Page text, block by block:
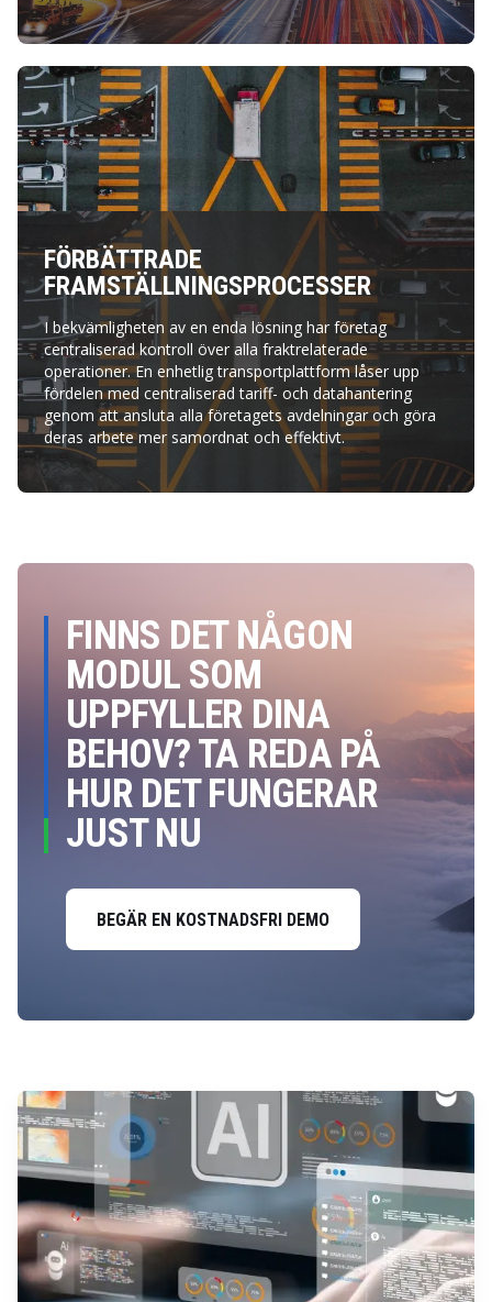
FÖRBÄTTRADE
FRAMSTÄLLNINGSPROCESSER
I bekvämligheten av en enda lösning har företag
centraliserad kontroll över alla fraktrelaterade
operationer. En enhetlig transportplattform låser upp
fördelen med centraliserad tariff- och datahantering
genom att ansluta alla företagets avdelningar och göra
deras arbete mer samordnat och effektivt.
FINNS DET NÅGON
MODUL SOM
UPPFYLLER DINA
BEHOV? TA REDA PÅ
HUR DET FUNGERAR
JUST NU
BEGÄR EN KOSTNADSFRI DEMO